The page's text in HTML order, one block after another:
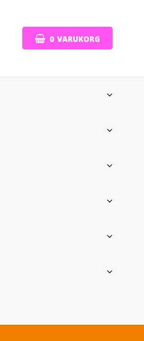
0 VARUKORG